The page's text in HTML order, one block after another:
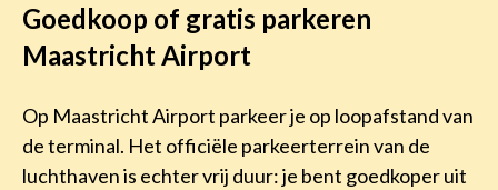
Goedkoop of gratis parkeren
Maastricht Airport
Op Maastricht Airport parkeer je op loopafstand van
de terminal. Het officiële parkeerterrein van de
luchthaven is echter vrij duur: je bent goedkoper uit